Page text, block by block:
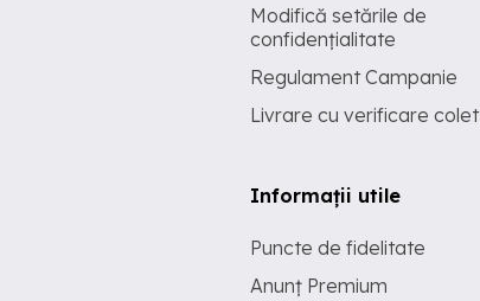
Modifică setările de
confidențialitate
Regulament Campanie
Livrare cu verificare colet
Informații utile
Puncte de fidelitate
Anunț Premium